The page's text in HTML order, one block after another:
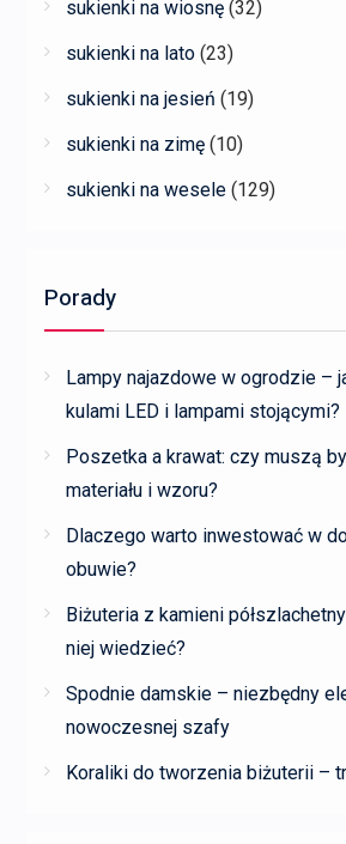
sukienki na wiosnę (32)
sukienki na lato (23)
sukienki na jesień (19)
sukienki na zimę (10)
sukienki na wesele (129)
Porady
Lampy najazdowe w ogrodzie –
kulami LED i lampami stojącymi?
Poszetka a krawat: czy muszą
materiału i wzoru?
Dlaczego warto inwestować w
obuwie?
Biżuteria z kamieni
niej wiedzieć?
Spodnie damskie – niezbędny
nowoczesnej szafy
Koraliki do tworzenia biżuterii –